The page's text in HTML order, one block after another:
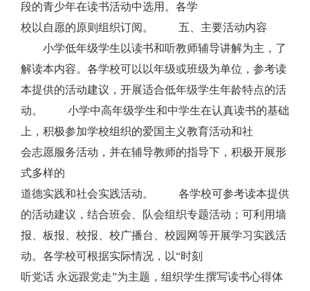
段的青少年在读书活动中选用。各学
校以自愿的原则组织订阅。 五、主要活动内容
小学低年级学生以读书和听教师辅导讲解为主，了
解读本内容。各学校可以以年级或班级为单位，参考读
本提供的活动建议，开展适合低年级学生年龄特点的活
动。 小学中高年级学生和中学生在认真读书的基础
上，积极参加学校组织的爱国主义教育活动和社
会志愿服务活动，并在辅导教师的指导下，积极开展形
式多样的
道德实践和社会实践活动。 各学校可参考读本提供
的活动建议，结合班会、队会组织专题活动；可利用墙
报、板报、校报、校广播台、校园网等开展学习实践活
动。各学校可根据实际情况，以“时刻
听党话 永远跟党走”为主题，组织学生撰写读书心得体